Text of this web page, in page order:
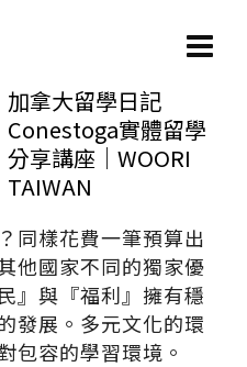
加拿大留學日記
Conestoga實體留學
分享講座｜WOORI
TAIWAN
同樣花費一筆預算出
他國家不同的獨家優
』與『福利』擁有穩
發展。多元文化的環
包容的學習環境。